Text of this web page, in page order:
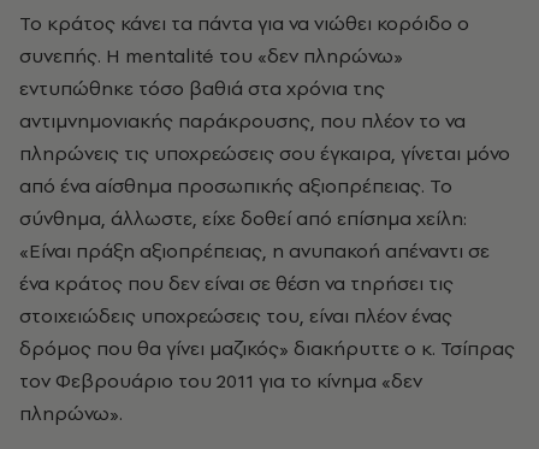
Το κράτος κάνει τα πάντα για να νιώθει κορόιδο ο
συνεπής. Η mentalité του «δεν πληρώνω»
εντυπώθηκε τόσο βαθιά στα χρόνια της
αντιμνημονιακής παράκρουσης, που πλέον το να
πληρώνεις τις υποχρεώσεις σου έγκαιρα, γίνεται μόνο
από ένα αίσθημα προσωπικής αξιοπρέπειας. Το
σύνθημα, άλλωστε, είχε δοθεί από επίσημα χείλη:
«Είναι πράξη αξιοπρέπειας, η ανυπακοή απέναντι σε
ένα κράτος που δεν είναι σε θέση να τηρήσει τις
στοιχειώδεις υποχρεώσεις του, είναι πλέον ένας
δρόμος που θα γίνει μαζικός» διακήρυττε ο κ. Τσίπρας
τον Φεβρουάριο του 2011 για το κίνημα «δεν
πληρώνω».